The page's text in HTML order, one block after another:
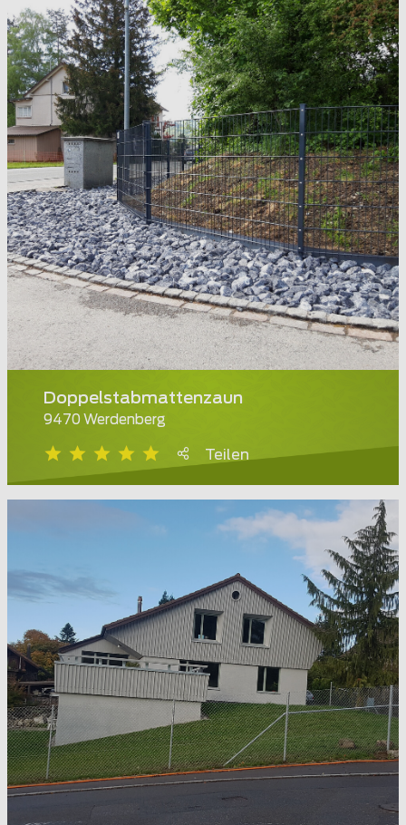
Doppelstabmattenzaun
9470 Werdenberg
Teilen